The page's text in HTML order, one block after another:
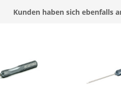
Kunden haben sich ebenfalls